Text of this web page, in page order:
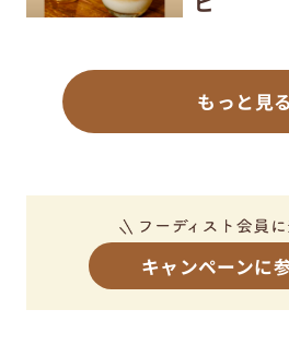
もっと見る
キャンペーンに